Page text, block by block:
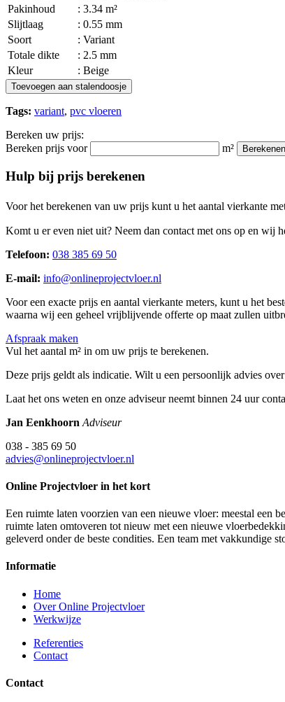
Pakinhoud
: 3.34 m²
Slijtlaag
: 0.55 mm
Soort
: Variant
Totale dikte
: 2.5 mm
Kleur
: Beige
Toevoegen aan stalendoosje
Tags: variant, pvc vloeren
Bereken uw prijs:
Bereken prijs voor
m² Berekenen
Hulp bij prijs berekenen
Voor het berekenen van uw prijs kunt u het aantal vierkante
Komt u er even niet uit? Neem dan contact met ons op en wij
Telefoon: 038 385 69 50
E-mail: info@onlineprojectvloer.nl
Voor een exacte prijs en aantal vierkante meters, kunt u het
waarna wij een geheel vrijblijvende offerte op maat zullen
Afspraak maken
Vul het aantal m² in om uw prijs te berekenen.
Deze prijs geldt als indicatie. Wilt u een persoonlijk advies
Laat het ons weten en onze adviseur neemt binnen 24 uur
Jan Eenkhoorn Adviseur
038 - 385 69 50
advies@onlineprojectvloer.nl
Online Projectvloer in het kort
Een ruimte laten voorzien van een nieuwe vloer: meestal een
ruimte laten omtoveren tot nieuw met een nieuwe
geleverd onder de beste condities. Een team met vakkundige
Informatie
Home
Over Online Projectvloer
Werkwijze
Referenties
Contact
Contact